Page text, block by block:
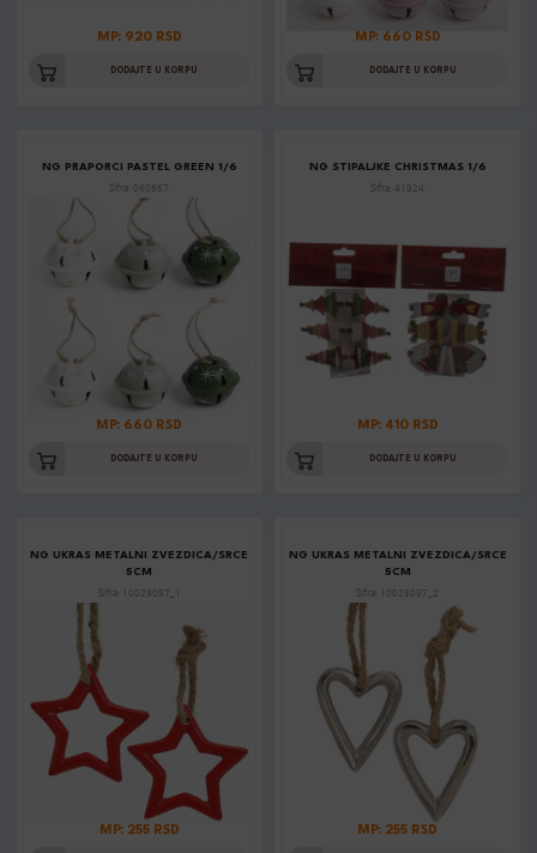
MP: 920 RSD
DODAJTE U KORPU
MP: 660 RSD
DODAJTE U KORPU
NG PRAPORCI PASTEL GREEN 1/6
Šifra: 060667
MP: 660 RSD
DODAJTE U KORPU
NG STIPALJKE CHRISTMAS 1/6
Šifra: 41924
MP: 410 RSD
DODAJTE U KORPU
NG UKRAS METALNI ZVEZDICA/SRCE
5CM
Šifra: 10029097_1
MP: 255 RSD
NG UKRAS METALNI ZVEZDICA/SRCE
5CM
Šifra: 10029097_2
MP: 255 RSD